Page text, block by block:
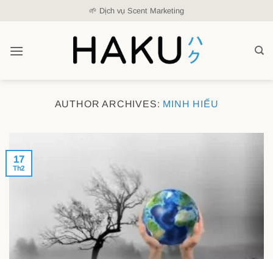
🌱 Dịch vụ Scent Marketing
AUTHOR ARCHIVES: MINH HIẾU
17
Th2